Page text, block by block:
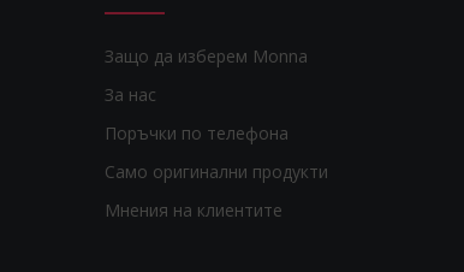
Защо да изберем Monna
За нас
Поръчки по телефона
Само оригинални продукти
Мнения на клиентите